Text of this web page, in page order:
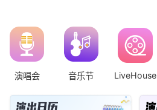
演唱会 音乐节 LiveHouse